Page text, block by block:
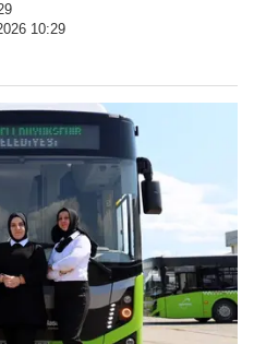
10:29